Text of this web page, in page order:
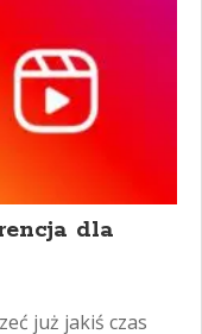
dla
już jakiś czas